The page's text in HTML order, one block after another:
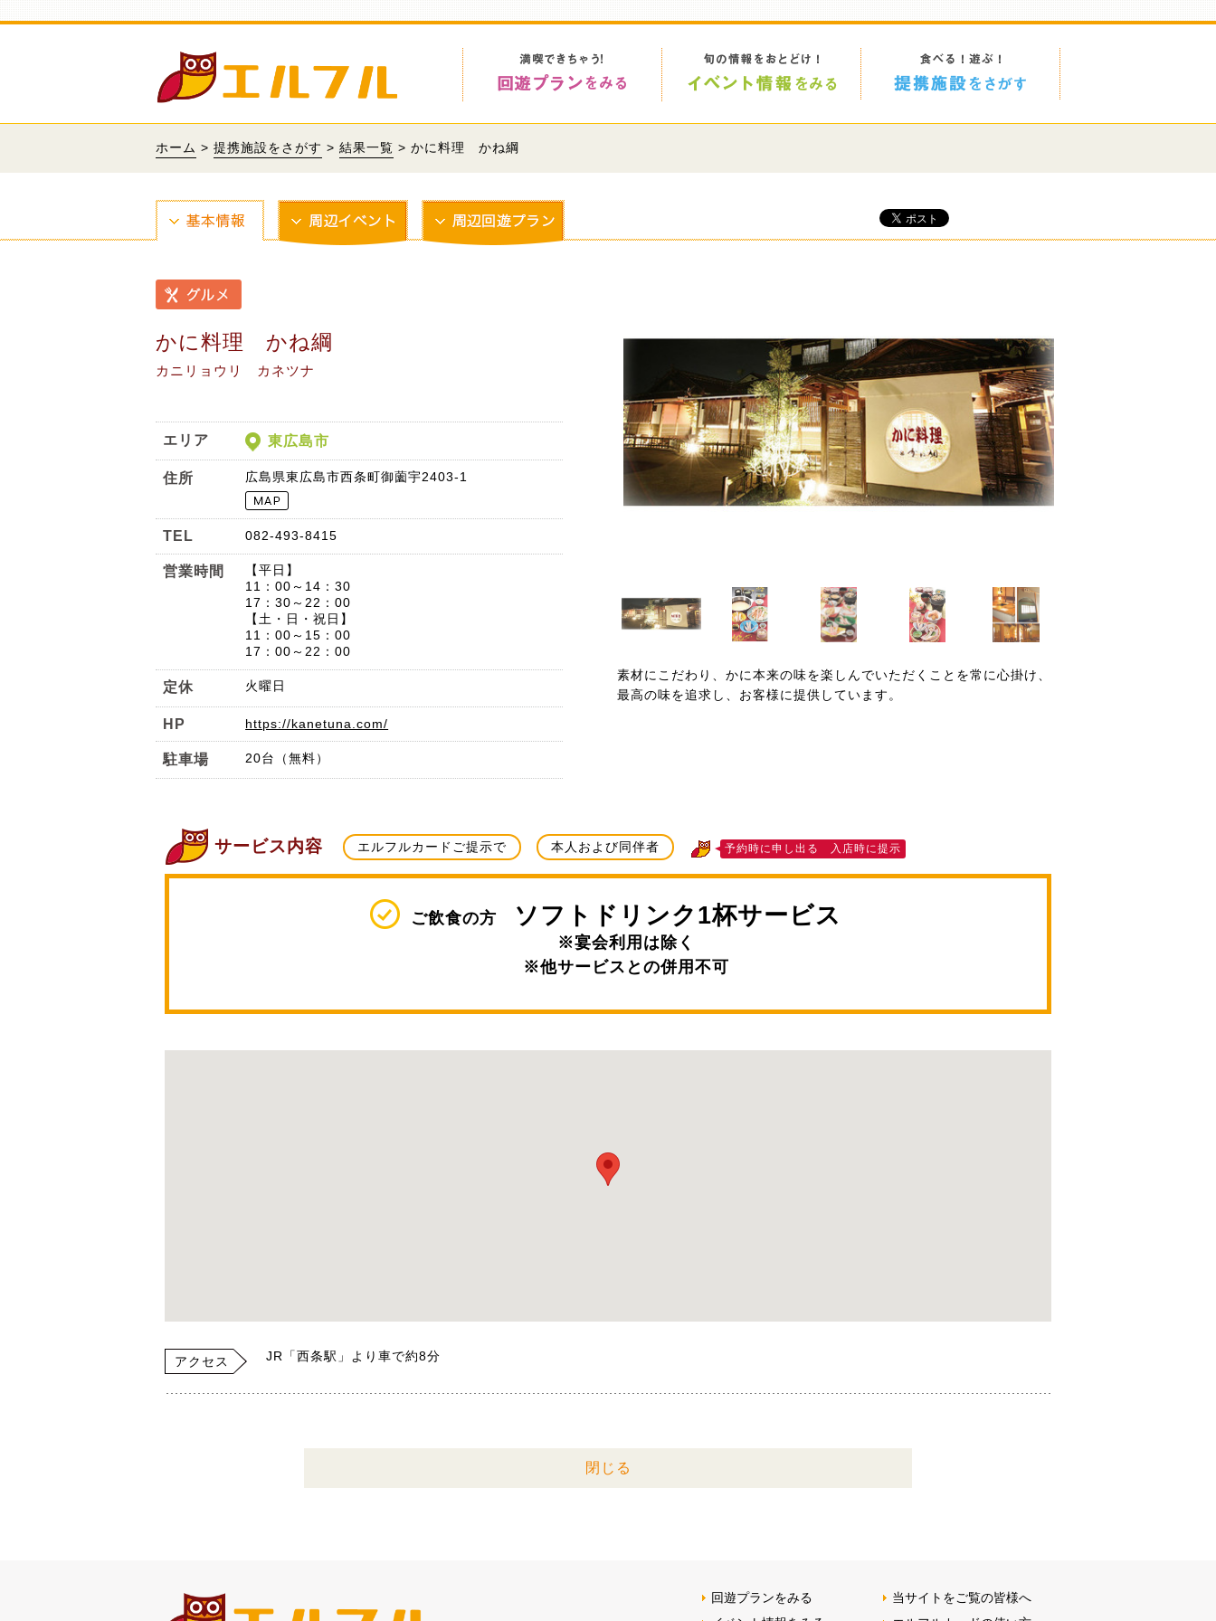
ホーム > 提携施設をさがす > 結果一覧 > かに料理 かね綱
かに料理 かね綱
カニリョウリ カネツナ
エリア 東広島市
住所 広島県東広島市西条町御薗宇2403-1
TEL 082-493-8415
営業時間
【平日】
11：00～14：30
17：30～22：00
【土・日・祝日】
11：00～15：00
17：00～22：00
定休 火曜日
HP https://kanetuna.com/
駐車場 20台（無料）
素材にこだわり、かに本来の味を楽しんでいただくことを常に心掛け、
最高の味を追求し、お客様に提供しています。
サービス内容 エルフルカードご提示で 本人および同伴者 予約時に申し出る 入店時に提示
ご飲食の方 ソフトドリンク1杯サービス
※宴会利用は除く
※他サービスとの併用不可
アクセス JR「西条駅」より車で約8分
閉じる
回遊プランをみる
当サイトをご覧の皆様へ